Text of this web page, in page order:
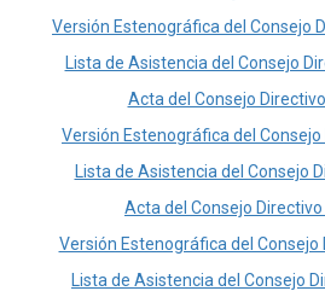
Versión Estenográfica del Consejo
Lista de Asistencia del Consejo
Acta del Consejo
Versión Estenográfica del
Lista de Asistencia del Consejo
Acta del Consejo
Versión Estenográfica del
Lista de Asistencia del Consejo